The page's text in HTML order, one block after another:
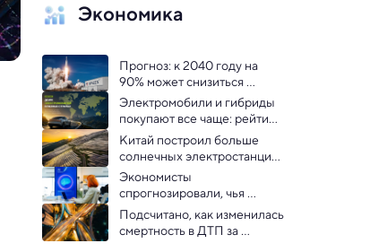
Экономика
Прогноз: к 2040 году на
90% может снизиться
стоимость выведения груза
на орбиту
Электромобили и гибриды
покупают все чаще: рейтинг
популярности по странам
мира
Китай построил больше
солнечных электростанций,
чем остальной мир:
инфографика
Экономисты
спрогнозировали, чья
зарплата вырастет в
результате повсеместного
внедрения ИИ
Подсчитано, как изменилась
смертность в ДТП за